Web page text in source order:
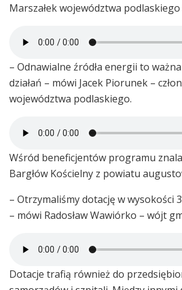
Marszałek województwa
– Odnawialne źródła energii to
działań – mówi Jacek Piorunek –
województwa podlaskiego.
Wśród beneficjentów programu
Bargłów Kościelny z powiatu
– Otrzymaliśmy dotację w wysokości
– mówi Radosław Wawiórko – wójt
Dotacje trafią również do